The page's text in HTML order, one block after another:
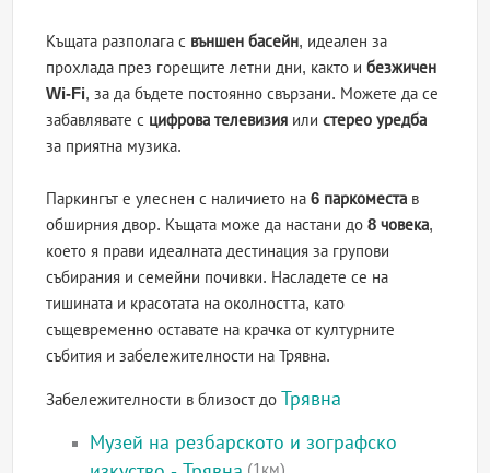
Къщата разполага с външен басейн, идеален за
прохлада през горещите летни дни, както ибезжичен
Wi-Fi, за да бъдете постоянно свързани. Можете да се
забавлявате с цифрова телевизия илистерео уредба
за приятна музика.
Паркингът е улеснен с наличието на6 паркоместа в
обширния двор. Къщата може да настани до8 човека,
което я прави идеалната дестинация за групови
събирания и семейни почивки. Насладете се на
тишината и красотата на околността, като
същевременно оставате на крачка от културните
събития и забележителности на Трявна.
Забележителности в близост до Трявна
Музей на резбарското и зографско